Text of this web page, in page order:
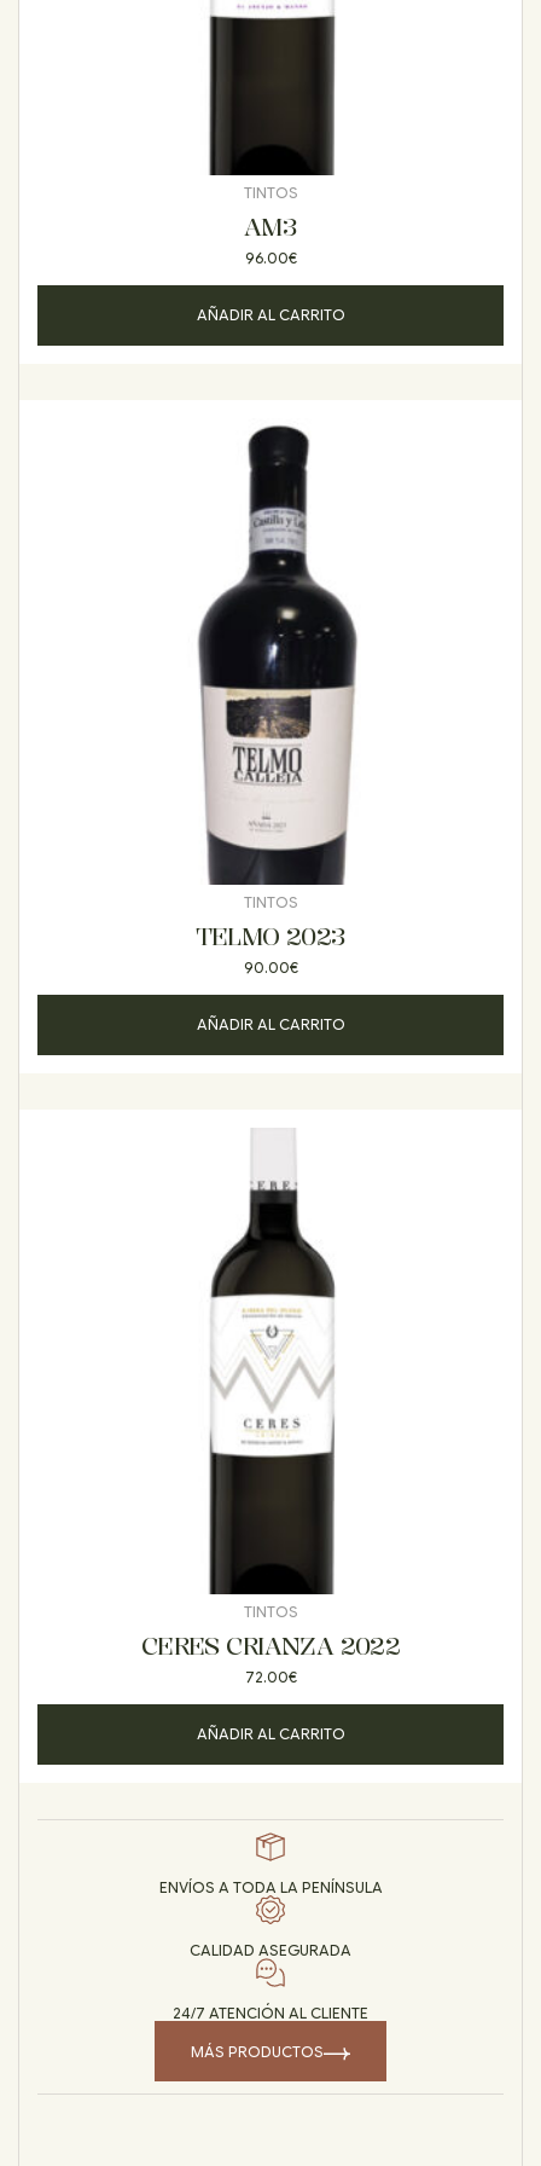
TINTOS
AM3
96.00€
AÑADIR AL CARRITO
TINTOS
TELMO 2023
90.00€
AÑADIR AL CARRITO
TINTOS
CERES CRIANZA 2022
72.00€
AÑADIR AL CARRITO
ENVÍOS A TODA LA PENÍNSULA
CALIDAD ASEGURADA
24/7 ATENCIÓN AL CLIENTE
MÁS PRODUCTOS